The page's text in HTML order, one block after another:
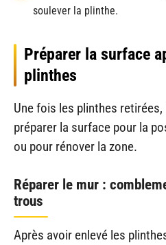
soulever la plinthe.
Préparer la surface
plinthes
Une fois les plinthes
préparer la surface pour la
ou pour rénover la zone.
Réparer le mur :
trous
Après avoir enlevé les